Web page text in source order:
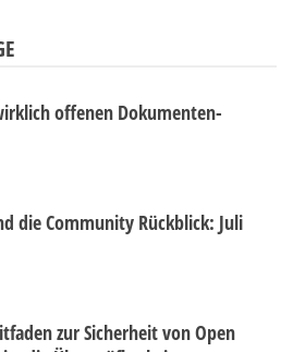
offenen Dokumenten-
die Community Rückblick: Juli
zur Sicherheit von Open